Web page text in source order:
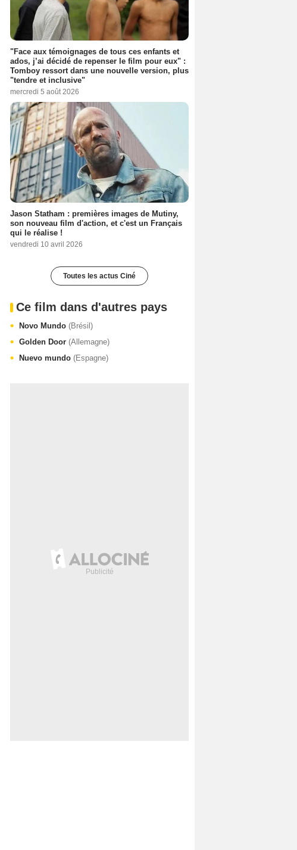
"Face aux témoignages de tous ces enfants et
ados, j’ai décidé de repenser le film pour eux" :
Tomboy ressort dans une nouvelle version, plus
"tendre et inclusive"
mercredi 5 août 2026
Jason Statham : premières images de Mutiny,
son nouveau film d'action, et c'est un Français
qui le réalise !
vendredi 10 avril 2026
Toutes les actus Ciné
Ce film dans d'autres pays
Novo Mundo (Brésil)
Golden Door (Allemagne)
Nuevo mundo (Espagne)